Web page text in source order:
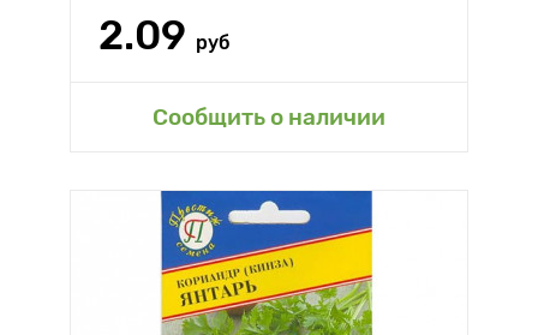
2.09 руб
Сообщить о наличии